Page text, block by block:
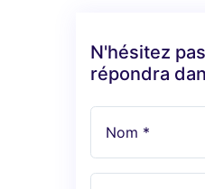
N'hésitez
répondra
Nom *